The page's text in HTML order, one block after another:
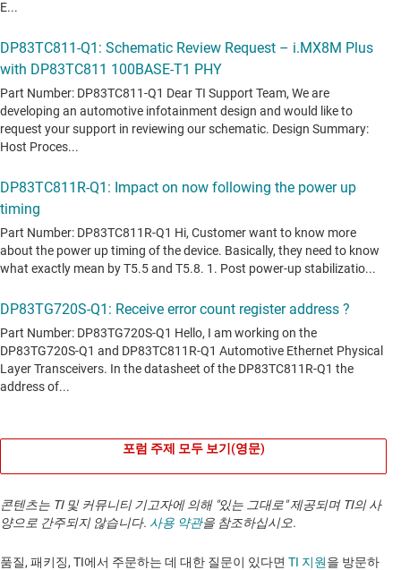
포럼 주제 모두 보기(영문)
콘텐츠는 TI 및 커뮤니티 기고자에 의해 "있는 그대로" 제공되며 TI의 사
양으로 간주되지 않습니다. 사용 약관을 참조하십시오.
품질, 패키징, TI에서 주문하는 데 대한 질문이 있다면 TI 지원을 방문하